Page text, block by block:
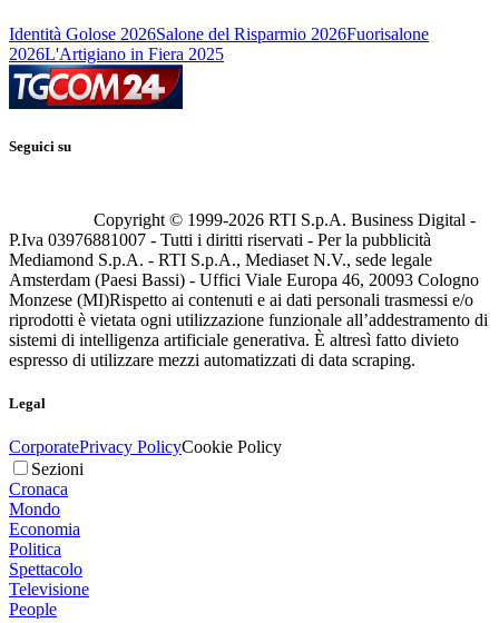
Identità Golose 2026Salone del Risparmio 2026Fuorisalone
2026L'Artigiano in Fiera 2025
Seguici su
Copyright © 1999-2026 RTI S.p.A. Business Digital -
P.Iva 03976881007 - Tutti i diritti riservati - Per la pubblicità
Mediamond S.p.A. - RTI S.p.A., Mediaset N.V., sede legale
Amsterdam (Paesi Bassi) - Uffici Viale Europa 46, 20093 Cologno
Monzese (MI)Rispetto ai contenuti e ai dati personali trasmessi e/o
riprodotti è vietata ogni utilizzazione funzionale all’addestramento di
sistemi di intelligenza artificiale generativa. È altresì fatto divieto
espresso di utilizzare mezzi automatizzati di data scraping.
Legal
CorporatePrivacy PolicyCookie Policy
Sezioni
Cronaca
Mondo
Economia
Politica
Spettacolo
Televisione
People